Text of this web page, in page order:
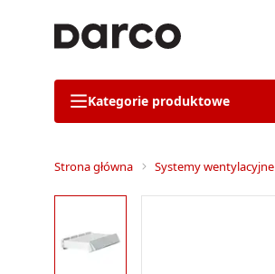
Kategorie produktowe
Strona główna Systemy wentylacyjne